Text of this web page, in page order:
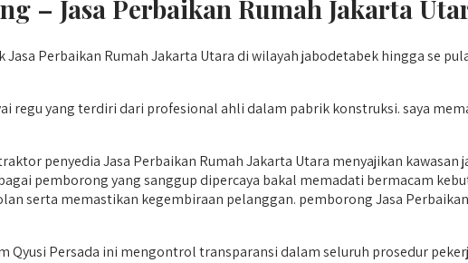
– Jasa Perbaikan Rumah Jakarta
Perbaikan Rumah Jakarta Utara di wilayah jabodetabek hingga se
regu yang terdiri dari profesional ahli dalam pabrik konstruksi. saya
penyedia Jasa Perbaikan Rumah Jakarta Utara menyajikan
pemborong yang sanggup dipercaya bakal memadati bermacam
serta memastikan kegembiraan pelanggan. pemborong Jasa
Qyusi Persada ini mengontrol transparansi dalam seluruh prosedur